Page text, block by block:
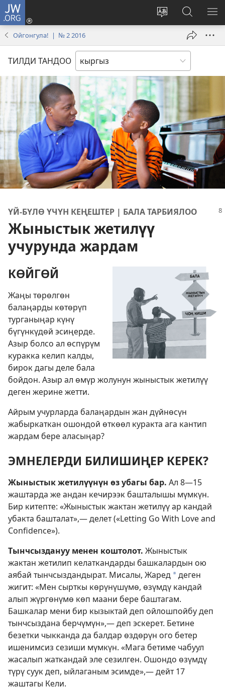
JW.ORG
Башка
тандоо
Кирүү
(жаңы
JW.ORG
сайтынан
издөө
Ойгонгула! | № 2 2016
ТИЛДИ ТАНДОО
ҮЙ-БҮЛӨ ҮЧҮН КЕҢЕШТЕР | БАЛА ТАРБИЯЛОО
Жыныстык жетилүү
учурунда жардам
КӨЙГӨЙ
Жаңы төрөлгөн
балаңарды көтөрүп
турганыңар күнү
бүгүнкүдөй эсиңерде.
Азыр болсо ал өспүрүм
куракка келип калды,
бирок дагы деле бала
бойдон. Азыр ал өмүр жолунун жыныстык жетилүү
деген жерине жетти.
Айрым учурларда балаңардын жан дүйнөсүн
жабыркаткан ошондой өткөөл куракта ага кантип
жардам бере аласыңар?
ЭМНЕЛЕРДИ БИЛИШИҢЕР КЕРЕК?
Жыныстык жетилүүнүн өз убагы бар. Ал 8—15
жаштарда же андан кечирээк башталышы мүмкүн.
Бир китепте: «Жыныстык жактан жетилүү ар кандай
убакта башталат»,— делет («Letting Go With Love and
Confidence»).
Тынчсыздануу менен коштолот. Жыныстык
жактан жетилип келаткандарды башкалардын ою
аябай тынчсыздандырат. Мисалы, Жаред *деген
жигит: «Мен сырткы көрүнүшүмө, өзүмдү кандай
алып жүргөнүмө көп маани бере баштагам.
Башкалар мени бир кызыктай деп ойлошпойбу деп
тынчсыздана берчүмүн»,— деп эскерет. Бетине
безетки чыкканда да балдар өздөрүн ого бетер
ишенимсиз сезиши мүмкүн. «Мага бетиме чабуул
жасалып жаткандай эле сезилген. Ошондо өзүмдү
түрү суук деп, ыйлаганым эсимде»,— дейт 17
жаштагы Кели.